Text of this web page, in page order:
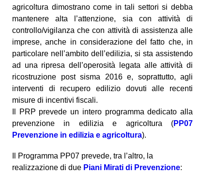
agricoltura dimostrano come in tali settori si debba
mantenere alta l’attenzione, sia con attività di
controllo/vigilanza che con attività di assistenza alle
imprese, anche in considerazione del fatto che, in
particolare nell’ambito dell’edilizia, si sta assistendo
ad una ripresa dell’operosità legata alle attività di
ricostruzione post sisma 2016 e, soprattutto, agli
interventi di recupero edilizio dovuti alle recenti
misure di incentivi fiscali.
Il PRP prevede un intero programma dedicato alla
prevenzione in edilizia e agricoltura (PP07
Prevenzione in edilizia e agricoltura).
Il Programma PP07 prevede, tra l’altro, la
realizzazione di due Piani Mirati di Prevenzione: